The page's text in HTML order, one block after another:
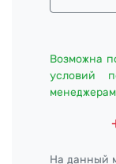
Возможна
условий
На данный